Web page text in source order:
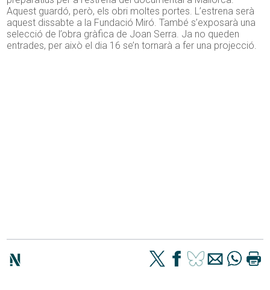
Aquest guardó, però, els obri moltes portes. L’estrena serà
aquest dissabte a la Fundació Miró. També s’exposarà una
selecció de l’obra gràfica de Joan Serra. Ja no queden
entrades, per això el dia 16 se’n tornarà a fer una projecció.